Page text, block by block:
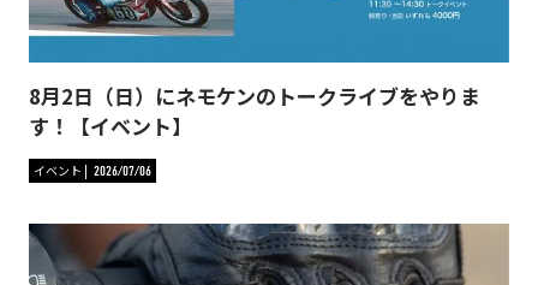
8月2日（日）にネモケンのトークライブをやりま
す！【イベント】
イベント 2026/07/06